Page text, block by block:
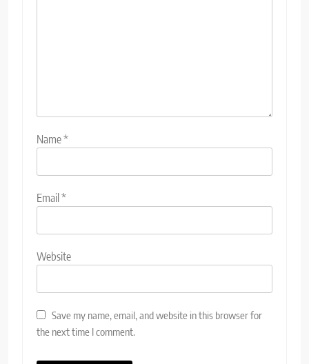
Name*
Email*
Website
Save my name, email, and website in this browser for
the next time I comment.